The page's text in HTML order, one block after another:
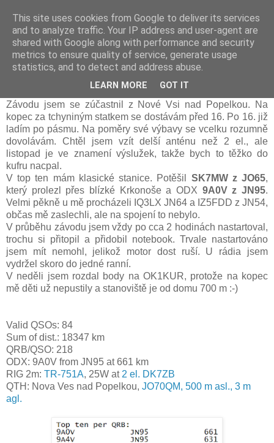
Prdec - Pardubice Hradec
A1 Contest 2018, OK1ZHS
Závodu jsem se zúčastnil z Nové Vsi nad Popelkou. Na
kopec za tchyniným statkem se dostávám před 16. Po 16. již
ladím po pásmu. Na poměry své výbavy se vcelku rozumně
dovolávám. Chtěl jsem vzít delší anténu než 2 el., ale
listopad je ve znamení výslužek, takže bych to těžko do
kufru nacpal.
V top ten mám klasické stanice. Potěšil SK7MW z JO65,
který prolezl přes blízké Krkonoše a ODX 9A0V z JN95.
Velmi pěkně u mě procházeli IQ3LX JN64 a IZ5FDD z JN54,
občas mě zaslechli, ale na spojení to nebylo.
V průběhu závodu jsem vždy po cca 2 hodinách nastartoval,
trochu si přitopil a přidobil notebook. Trvale nastartováno
jsem mít nemohl, jelikož motor dost ruší. U rádia jsem
vydržel skoro do jedné ranní.
V neděli jsem rozdal body na OK1KUR, protože na kopec
mě děti už nepustily a stanoviště je od domu 700 m :-)
Valid QSOs: 84
Sum of dist.: 18347 km
QRB/QSO: 218
ODX: 9A0V from JN95 at 661 km
RIG 2m: TR-751A, 25W at 2 el. DK7ZB
QTH: Nova Ves nad Popelkou, JO70QM, 500 m asl., 3 m
agl.
This site uses cookies from Google to deliver its services
and to analyze traffic. Your IP address and user-agent are
shared with Google along with performance and security
metrics to ensure quality of service, generate usage
statistics, and to detect and address abuse.
LEARN MORE GOT IT